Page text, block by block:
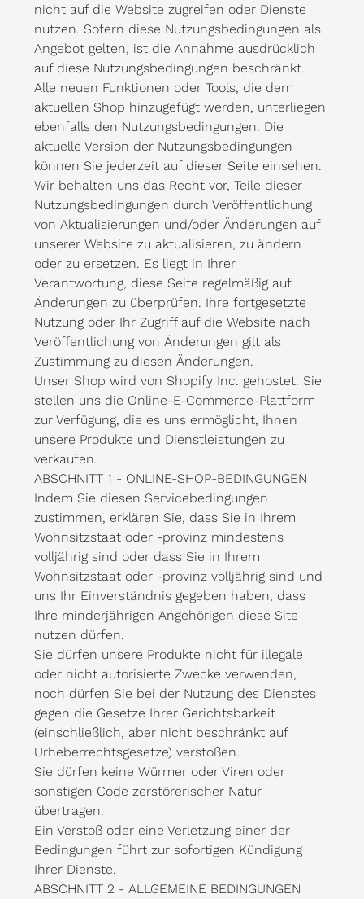
nicht auf die Website zugreifen oder Dienste
nutzen. Sofern diese Nutzungsbedingungen als
Angebot gelten, ist die Annahme ausdrücklich
auf diese Nutzungsbedingungen beschränkt.
Alle neuen Funktionen oder Tools, die dem
aktuellen Shop hinzugefügt werden, unterliegen
ebenfalls den Nutzungsbedingungen. Die
aktuelle Version der Nutzungsbedingungen
können Sie jederzeit auf dieser Seite einsehen.
Wir behalten uns das Recht vor, Teile dieser
Nutzungsbedingungen durch Veröffentlichung
von Aktualisierungen und/oder Änderungen auf
unserer Website zu aktualisieren, zu ändern
oder zu ersetzen. Es liegt in Ihrer
Verantwortung, diese Seite regelmäßig auf
Änderungen zu überprüfen. Ihre fortgesetzte
Nutzung oder Ihr Zugriff auf die Website nach
Veröffentlichung von Änderungen gilt als
Zustimmung zu diesen Änderungen.
Unser Shop wird von Shopify Inc. gehostet. Sie
stellen uns die Online-E-Commerce-Plattform
zur Verfügung, die es uns ermöglicht, Ihnen
unsere Produkte und Dienstleistungen zu
verkaufen.
ABSCHNITT 1 - ONLINE-SHOP-BEDINGUNGEN
Indem Sie diesen Servicebedingungen
zustimmen, erklären Sie, dass Sie in Ihrem
Wohnsitzstaat oder -provinz mindestens
volljährig sind oder dass Sie in Ihrem
Wohnsitzstaat oder -provinz volljährig sind und
uns Ihr Einverständnis gegeben haben, dass
Ihre minderjährigen Angehörigen diese Site
nutzen dürfen.
Sie dürfen unsere Produkte nicht für illegale
oder nicht autorisierte Zwecke verwenden,
noch dürfen Sie bei der Nutzung des Dienstes
gegen die Gesetze Ihrer Gerichtsbarkeit
(einschließlich, aber nicht beschränkt auf
Urheberrechtsgesetze) verstoßen.
Sie dürfen keine Würmer oder Viren oder
sonstigen Code zerstörerischer Natur
übertragen.
Ein Verstoß oder eine Verletzung einer der
Bedingungen führt zur sofortigen Kündigung
Ihrer Dienste.
ABSCHNITT 2 - ALLGEMEINE BEDINGUNGEN